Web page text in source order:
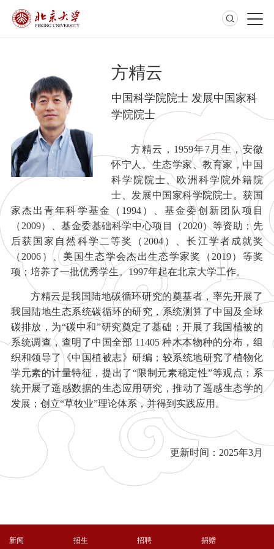
方精云
中国科学院院士 发展中国家科
学院院士
方精云，1959年7月生，安徽
怀宁人。生态学家、教育家，中国
科学院院士、欧洲科学院外籍院
士、发展中国家科学院院士。获国
家杰出青年科学基金（1994）、基金委创新团队项目
（2009）、基金委基础科学中心项目（2020）等资助；先
后获国家自然科学二等奖（2004）、长江学者成就奖
（2006）、美国生态学会杰出生态学家奖（2019）等奖
项；培养了一批优秀学生。1997年起在北京大学工作。
方精云是我国陆地碳循环研究的奠基者，率先开展了
我国陆地生态系统碳循环的研究，系统测算了中国及全球
碳排放，为“碳中和”研究奠定了基础；开展了我国植被的
系统调查，查明了中国全部 11405 种木本物种的分布，组
织和领导了《中国植被志》研编；较系统地研究了植物化
学元素的计量特征，提出了“限制元素稳定性”等观点；系
统开展了遥感数据的生态应用研究，推动了遥感生态学的
发展；创立“草牧业”理论体系，并得到实践应用。
更新时间：2025年3月
新闻 招生 招聘 捐赠